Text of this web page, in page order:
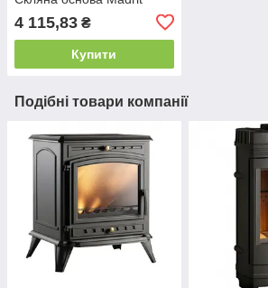
4 115,83 ₴
Купити
Подібні товари компанії